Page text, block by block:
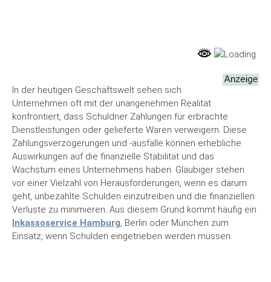
In der heutigen Geschäftswelt sehen sich
Unternehmen oft mit der unangenehmen Realität
konfrontiert, dass Schuldner Zahlungen für erbrachte
Dienstleistungen oder gelieferte Waren verweigern. Diese
Zahlungsverzögerungen und -ausfälle können erhebliche
Auswirkungen auf die finanzielle Stabilität und das
Wachstum eines Unternehmens haben. Gläubiger stehen
vor einer Vielzahl von Herausforderungen, wenn es darum
geht, unbezahlte Schulden einzutreiben und die finanziellen
Verluste zu minimieren. Aus diesem Grund kommt häufig ein
Inkassoservice Hamburg, Berlin oder München zum
Einsatz, wenn Schulden eingetrieben werden müssen.